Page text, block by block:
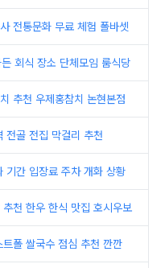
전통문화 무료 체험 폴바셋
회식 장소 단체모임 룸식당
추천 우제홍참치 논현본점
전골 전집 막걸리 추천
기간 입장료 주차 개화 상황
천 한우 한식 맛집 호시우보
폴 쌀국수 점심 추천 깐깐